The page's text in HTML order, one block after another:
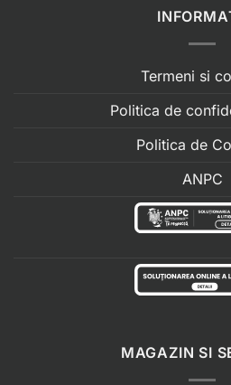
Termeni si
Politica de
Politica de
ANPC
MAGAZIN SI